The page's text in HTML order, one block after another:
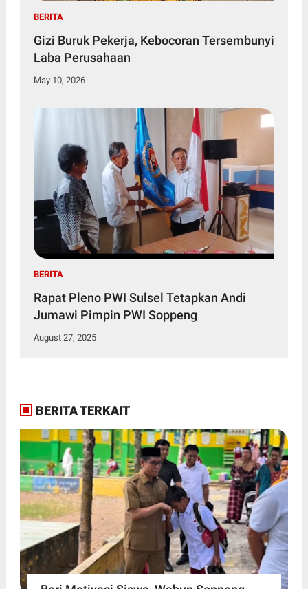
BERITA
Gizi Buruk Pekerja, Kebocoran Tersembunyi
Laba Perusahaan
May 10, 2026
BERITA
Rapat Pleno PWI Sulsel Tetapkan Andi
Jumawi Pimpin PWI Soppeng
August 27, 2025
BERITA TERKAIT